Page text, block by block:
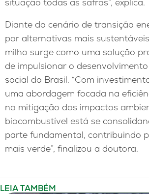
Diante do cenário de transição
por alternativas mais
milho surge como uma solução
de impulsionar o
social do Brasil. “Com
uma abordagem focada na
na mitigação dos impactos
biocombustível está se
parte fundamental, contribuindo
mais verde”, finalizou a doutora.
LEIA TAMBÉM